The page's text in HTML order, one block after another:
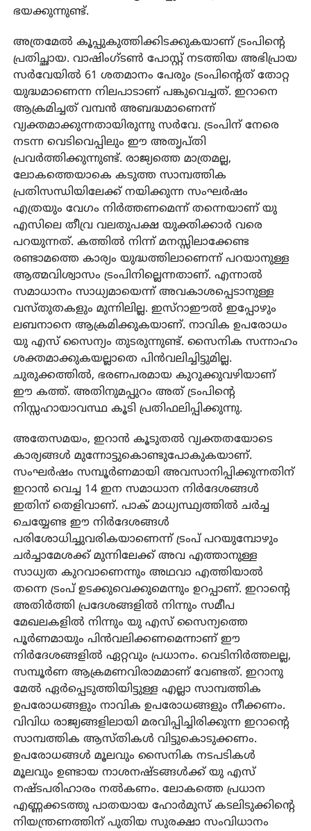
ഭയക്കുന്നുണ്ട്.
അത്രമേല്‍ കൂപ്പുകുത്തിക്കിടക്കുകയാണ് ട്രംപിന്റെ
പ്രതിച്ഛായ. വാഷിംഗ്ടണ്‍ പോസ്റ്റ് നടത്തിയ അഭിപ്രായ
സര്‍വേയില്‍ 61 ശതമാനം പേരും ട്രംപിന്റെത് തോറ്റ
യുദ്ധമാണെന്ന നിലപാടാണ് പങ്കുവെച്ചത്. ഇറാനെ
ആക്രമിച്ചത് വമ്പന്‍ അബദ്ധമാണെന്ന്
വ്യക്തമാക്കുന്നതായിരുന്നു സര്‍വേ. ട്രംപിന് നേരെ
നടന്ന വെടിവെപ്പിലും ഈ അതൃപ്തി
പ്രവര്‍ത്തിക്കുന്നുണ്ട്. രാജ്യത്തെ മാത്രമല്ല,
ലോകത്തെയാകെ കടുത്ത സാമ്പത്തിക
പ്രതിസന്ധിയിലേക്ക് നയിക്കുന്ന സംഘര്‍ഷം
എത്രയും വേഗം നിര്‍ത്തണമെന്ന് തന്നെയാണ് യു
എസിലെ തീവ്ര വലതുപക്ഷ യുക്തിക്കാര്‍ വരെ
പറയുന്നത്. കത്തില്‍ നിന്ന് മനസ്സിലാക്കേണ്ട
രണ്ടാമത്തെ കാര്യം യുദ്ധത്തിലാണെന്ന് പറയാനുള്ള
ആത്മവിശ്വാസം ട്രംപിനില്ലെന്നതാണ്. എന്നാല്‍
സമാധാനം സാധ്യമായെന്ന് അവകാശപ്പെടാനുള്ള
വസ്തുതകളും മുന്നിലില്ല. ഇസ്‌റാഈല്‍ ഇപ്പോഴും
ലബനാനെ ആക്രമിക്കുകയാണ്. നാവിക ഉപരോധം
യു എസ് സൈന്യം തുടരുന്നുണ്ട്. സൈനിക സന്നാഹം
ശക്തമാക്കുകയല്ലാതെ പിന്‍വലിച്ചിട്ടുമില്ല.
ചുരുക്കത്തില്‍, ഭരണപരമായ കുറുക്കുവഴിയാണ്
ഈ കത്ത്. അതിനുമപ്പുറം അത് ട്രംപിന്റെ
നിസ്സഹായാവസ്ഥ കൂടി പ്രതിഫലിപ്പിക്കുന്നു.
അതേസമയം, ഇറാന്‍ കൂടുതല്‍ വ്യക്തതയോടെ
കാര്യങ്ങള്‍ മുന്നോട്ടുകൊണ്ടുപോകുകയാണ്.
സംഘര്‍ഷം സമ്പൂര്‍ണമായി അവസാനിപ്പിക്കുന്നതിന്
ഇറാന്‍ വെച്ച 14 ഇന സമാധാന നിര്‍ദേശങ്ങള്‍
ഇതിന് തെളിവാണ്. പാക് മാധ്യസ്ഥ്യത്തില്‍ ചര്‍ച്ച
ചെയ്യേണ്ട ഈ നിര്‍ദേശങ്ങള്‍
പരിശോധിച്ചുവരികയാണെന്ന് ട്രംപ് പറയുമ്പോഴും
ചര്‍ച്ചാമേശക്ക് മുന്നിലേക്ക് അവ എത്താനുള്ള
സാധ്യത കുറവാണെന്നും അഥവാ എത്തിയാല്‍
തന്നെ ട്രംപ് ഉടക്കുവെക്കുമെന്നും ഉറപ്പാണ്. ഇറാന്റെ
അതിര്‍ത്തി പ്രദേശങ്ങളില്‍ നിന്നും സമീപ
മേഖലകളില്‍ നിന്നും യു എസ് സൈന്യത്തെ
പൂര്‍ണമായും പിന്‍വലിക്കണമെന്നാണ് ഈ
നിര്‍ദേശങ്ങളില്‍ ഏറ്റവും പ്രധാനം. വെടിനിര്‍ത്തലല്ല,
സമ്പൂര്‍ണ ആക്രമണവിരാമമാണ് വേണ്ടത്. ഇറാനു
മേല്‍ ഏര്‍പ്പെടുത്തിയിട്ടുള്ള എല്ലാ സാമ്പത്തിക
ഉപരോധങ്ങളും നാവിക ഉപരോധങ്ങളും നീക്കണം.
വിവിധ രാജ്യങ്ങളിലായി മരവിപ്പിച്ചിരിക്കുന്ന ഇറാന്റെ
സാമ്പത്തിക ആസ്തികള്‍ വിട്ടുകൊടുക്കണം.
ഉപരോധങ്ങള്‍ മൂലവും സൈനിക നടപടികള്‍
മൂലവും ഉണ്ടായ നാശനഷ്ടങ്ങള്‍ക്ക് യു എസ്
നഷ്ടപരിഹാരം നല്‍കണം. ലോകത്തെ പ്രധാന
എണ്ണക്കടത്തു പാതയായ ഹോര്‍മുസ് കടലിടുക്കിന്റെ
നിയന്ത്രണത്തിന് പുതിയ സുരക്ഷാ സംവിധാനം